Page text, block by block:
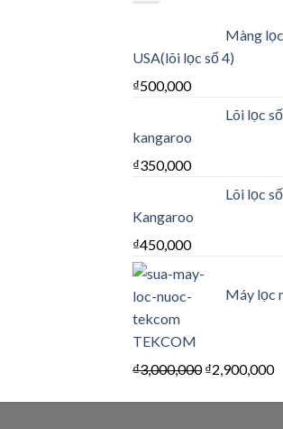
Màng
USA(lõi lọc số 4)
₫500,000
Lõi lọc
kangaroo
₫350,000
Lõi lọc
Kangaroo
₫450,000
Máy lọc
TEKCOM
₫3,000,000 ₫2,900,000